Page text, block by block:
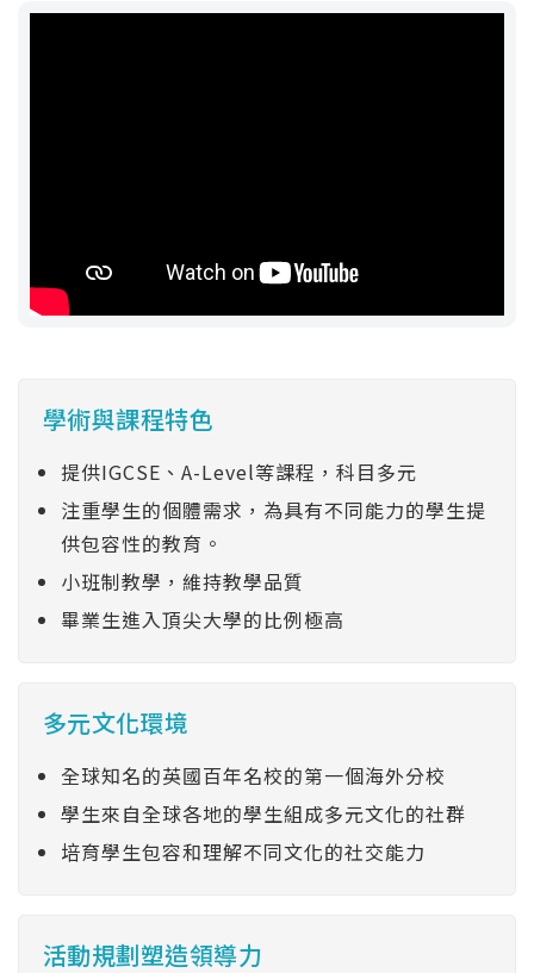
學術與課程特色
提供IGCSE、A-Level等課程，科目多元
注重學生的個體需求，為具有不同能力的學生提
供包容性的教育。
小班制教學，維持教學品質
畢業生進入頂尖大學的比例極高
多元文化環境
全球知名的英國百年名校的第一個海外分校
學生來自全球各地的學生組成多元文化的社群
培育學生包容和理解不同文化的社交能力
活動規劃塑造領導力